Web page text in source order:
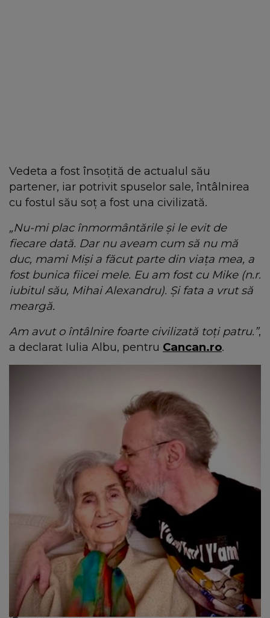
Vedeta a fost însoțită de actualul său
partener, iar potrivit spuselor sale, întâlnirea
cu fostul său soț a fost una civilizată.
„Nu-mi plac înmormântările și le evit de
fiecare dată. Dar nu aveam cum să nu mă
duc, mami Miși a făcut parte din viața mea, a
fost bunica fiicei mele. Eu am fost cu Mike (n.r.
iubitul său, Mihai Alexandru). Și fata a vrut să
meargă.
Am avut o întâlnire foarte civilizată toți patru.”,
a declarat Iulia Albu, pentru Cancan.ro.